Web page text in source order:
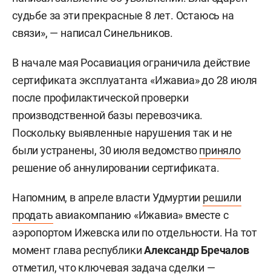
судьбе за эти прекрасные 8 лет. Остаюсь на
связи», — написал Синельников.
В начале мая Росавиация ограничила действие
сертификата эксплуатанта «Ижавиа» до 28 июля
после профилактической проверки
производственной базы перевозчика.
Поскольку выявленные нарушения так и не
были устранены, 30 июля ведомствоприняло
решение об аннулировании сертификата.
Напомним, в апреле власти Удмуртии решили
продать авиакомпанию «Ижавиа» вместе с
аэропортом Ижевска или по отдельности. На тот
момент глава республикиАлександр Бречалов
отметил, что ключевая задача сделки —